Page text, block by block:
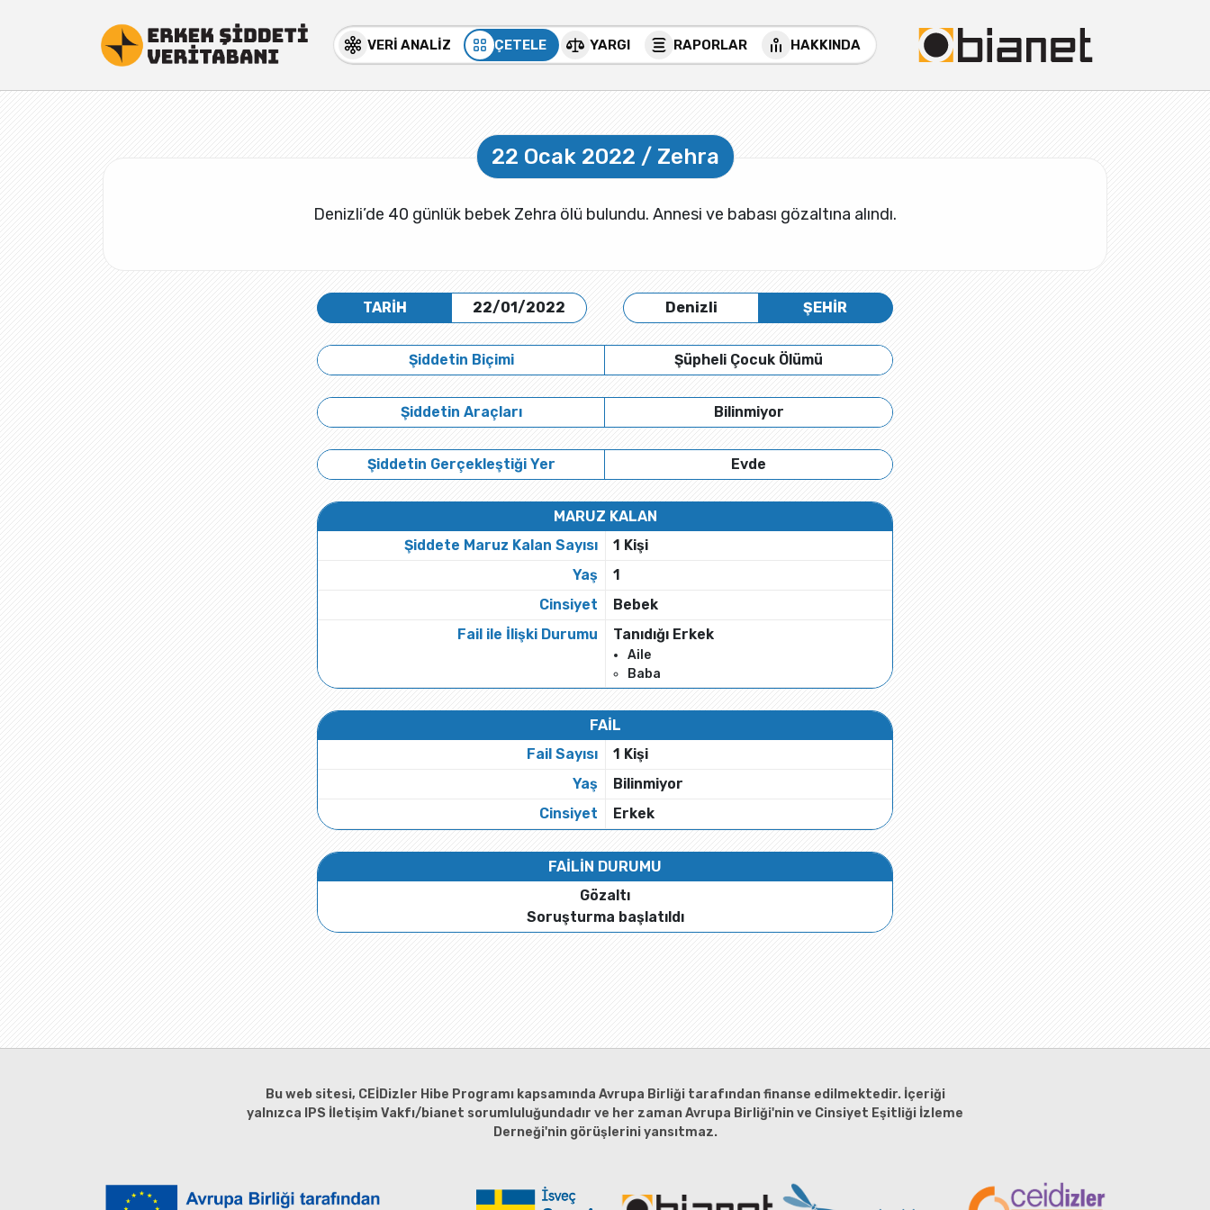
VERİ ANALİZ ÇETELE YARGI RAPORLAR HAKKINDA
22 Ocak 2022 / Zehra
Denizli’de 40 günlük bebek Zehra ölü bulundu. Annesi ve babası gözaltına alındı.
TARİH 22/01/2022 Denizli ŞEHİR
Şiddetin Biçimi Şüpheli Çocuk Ölümü
Şiddetin Araçları Bilinmiyor
Şiddetin Gerçekleştiği Yer Evde
MARUZ KALAN
Şiddete Maruz Kalan Sayısı
1 Kişi
Yaş
1
Cinsiyet
Bebek
Fail ile İlişki Durumu
Tanıdığı Erkek
Aile
Baba
FAİL
Fail Sayısı
1 Kişi
Yaş
Bilinmiyor
Cinsiyet
Erkek
FAİLİN DURUMU
Gözaltı
Soruşturma başlatıldı
Bu web sitesi, CEİDizler Hibe Programı kapsamında Avrupa Birliği tarafından finanse edilmektedir. İçeriği
yalnızca IPS İletişim Vakfı/bianet sorumluluğundadır ve her zaman Avrupa Birliği'nin ve Cinsiyet Eşitliği İzleme
Derneği'nin görüşlerini yansıtmaz.